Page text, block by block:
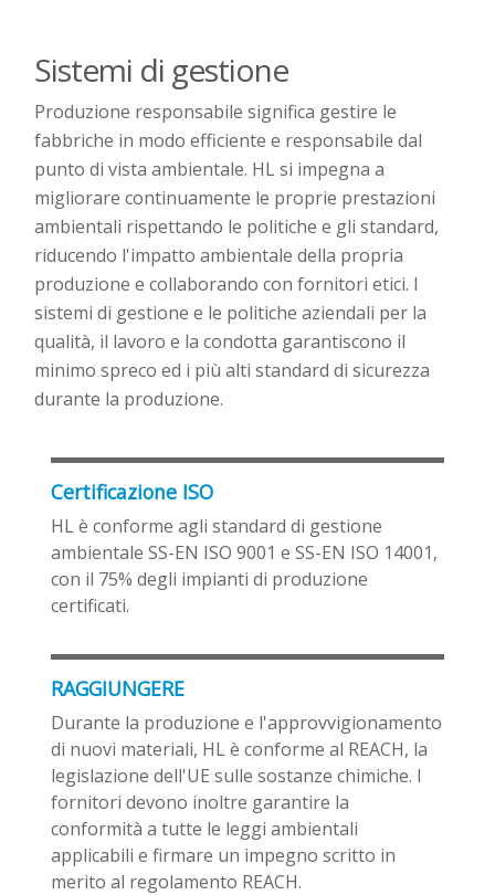
Sistemi di gestione
Produzione responsabile significa gestire le
fabbriche in modo efficiente e responsabile dal
punto di vista ambientale. HL si impegna a
migliorare continuamente le proprie prestazioni
ambientali rispettando le politiche e gli standard,
riducendo l'impatto ambientale della propria
produzione e collaborando con fornitori etici. I
sistemi di gestione e le politiche aziendali per la
qualità, il lavoro e la condotta garantiscono il
minimo spreco ed i più alti standard di sicurezza
durante la produzione.
Certificazione ISO
HL è conforme agli standard di gestione
ambientale SS-EN ISO 9001 e SS-EN ISO 14001,
con il 75% degli impianti di produzione
certificati.
RAGGIUNGERE
Durante la produzione e l'approvvigionamento
di nuovi materiali, HL è conforme al REACH, la
legislazione dell'UE sulle sostanze chimiche. I
fornitori devono inoltre garantire la
conformità a tutte le leggi ambientali
applicabili e firmare un impegno scritto in
merito al regolamento REACH.